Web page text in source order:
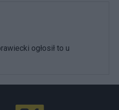
ogłosił to u